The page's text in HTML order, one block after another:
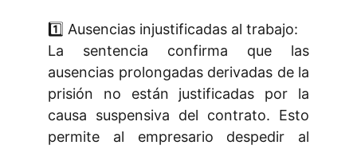
1️⃣ Ausencias injustificadas al trabajo:
La sentencia confirma que las
ausencias prolongadas derivadas de la
prisión no están justificadas por la
causa suspensiva del contrato. Esto
permite al empresario despedir al